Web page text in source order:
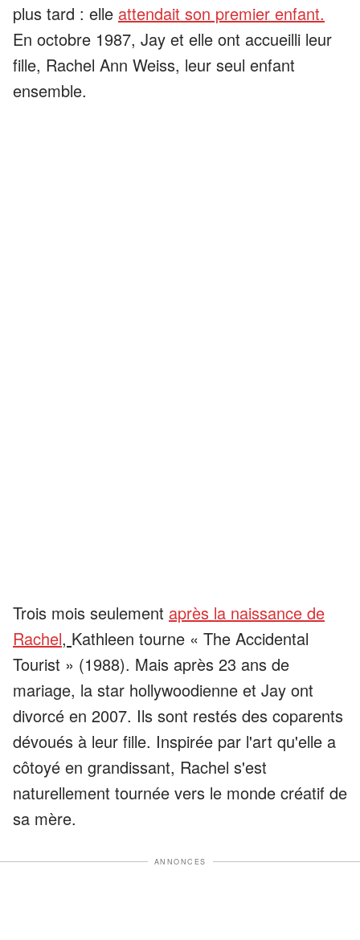
plus tard : elle attendait son premier enfant.
En octobre 1987, Jay et elle ont accueilli leur
fille, Rachel Ann Weiss, leur seul enfant
ensemble.
Trois mois seulement après la naissance de
Rachel, Kathleen tourne « The Accidental
Tourist » (1988). Mais après 23 ans de
mariage, la star hollywoodienne et Jay ont
divorcé en 2007. Ils sont restés des coparents
dévoués à leur fille. Inspirée par l'art qu'elle a
côtoyé en grandissant, Rachel s'est
naturellement tournée vers le monde créatif de
sa mère.
ANNONCES